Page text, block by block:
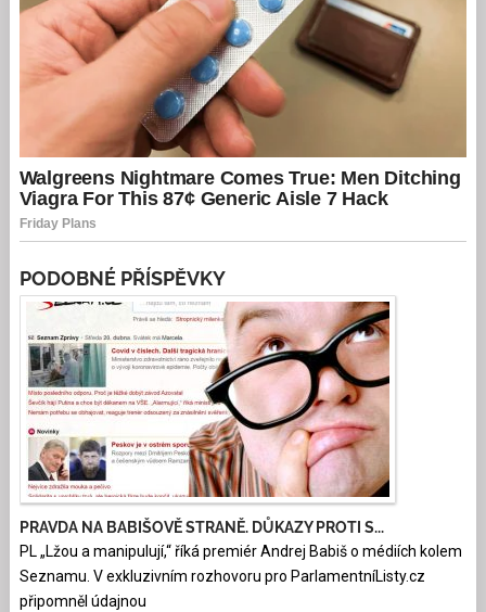
PODOBNÉ PŘÍSPĚVKY
PRAVDA NA BABIŠOVĚ STRANĚ. DŮKAZY PROTI S...
PL „Lžou a manipulují,“ říká premiér Andrej Babiš o médiích kolem
Seznamu. V exkluzivním rozhovoru pro ParlamentníListy.cz
připomněl údajnou